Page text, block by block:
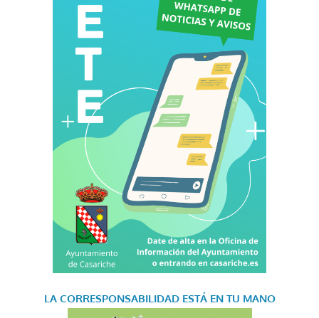
LA CORRESPONSABILIDAD ESTÁ EN TU MANO